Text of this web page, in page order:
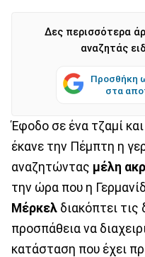
Δες περισσότερα
αναζητάς
Προσθήκη
στα
Έφοδο σε ένα τζαμί
έκανε την Πέμπτη η
αναζητώντας μέλη
την ώρα που η
Μέρκελ διακόπτει
προσπάθεια να
κατάσταση που έχει